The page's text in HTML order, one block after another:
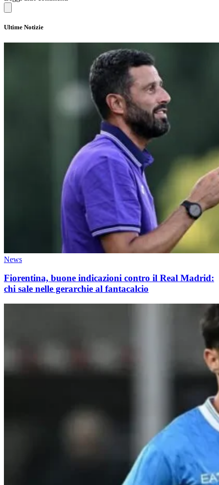
Ultime Notizie
News
Fiorentina, buone indicazioni contro il Real Madrid:
chi sale nelle gerarchie al fantacalcio